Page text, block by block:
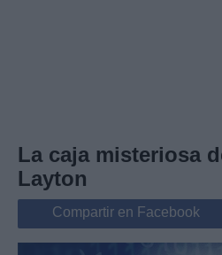
Internacional
Viajes
La caja misteriosa
Layton
Compartir en Facebook